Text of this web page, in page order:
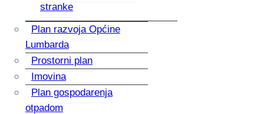
stranke
Plan razvoja Općine
Lumbarda
Prostorni plan
Imovina
Plan gospodarenja
otpadom